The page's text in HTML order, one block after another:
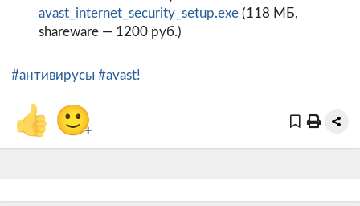
avast_internet_security_setup.exe(118 МБ,
shareware — 1200 руб.)
#антивирусы #avast!
👍 🙂
+